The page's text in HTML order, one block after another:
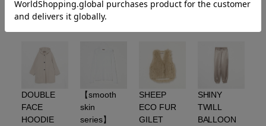
DOUBLE
FACE
HOODIE
【smooth
skin
series】
SHEEP
ECO FUR
GILET
SHINY
TWILL
BALLOON